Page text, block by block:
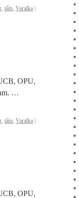
, tấm, Varalka
OPU,
…
, tấm, Varalka
OPU,